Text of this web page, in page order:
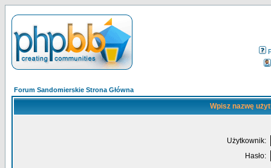
Forum Sandomierskie Strona Główna
Wpisz nazwę
Użytkownik:
Hasło: